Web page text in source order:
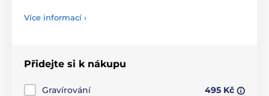
Více informací ›
Přidejte si k nákupu
Gravírování 495 Kč